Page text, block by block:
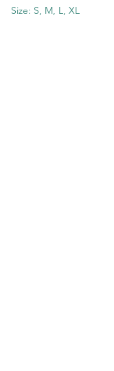
Size: S, M, L, XL